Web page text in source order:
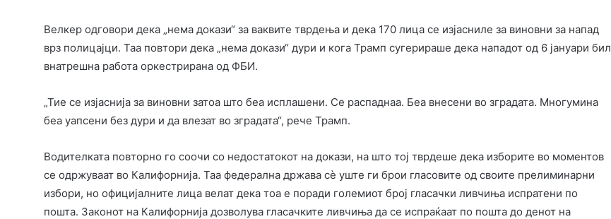
Велкер одговори дека „нема докази“ за ваквите тврдења и дека 170 лица се изјасниле за виновни за напад
врз полицајци. Таа повтори дека „нема докази“ дури и кога Трамп сугерираше дека нападот од 6 јануари бил
внатрешна работа оркестрирана од ФБИ.
„Тие се изјаснија за виновни затоа што беа исплашени. Се распаднаа. Беа внесени во зградата. Многумина
беа уапсени без дури и да влезат во зградата“, рече Трамп.
Водителката повторно го соочи со недостатокот на докази, на што тој тврдеше дека изборите во моментов
се одржуваат во Калифорнија. Таа федерална држава сè уште ги брои гласовите од своите прелиминарни
избори, но официјалните лица велат дека тоа е поради големиот број гласачки ливчиња испратени по
пошта. Законот на Калифорнија дозволува гласачките ливчиња да се испраќаат по пошта до денот на